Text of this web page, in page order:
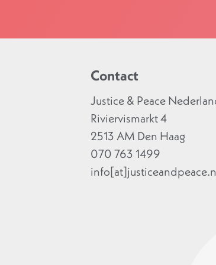
Contact
Justice & Peace
Riviervismarkt 4
2513 AM Den Haag
070 763 1499